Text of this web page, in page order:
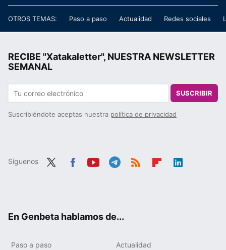
OTROS TEMAS: Paso a paso Actualidad Redes sociales
RECIBE "Xatakaletter", NUESTRA NEWSLETTER
SEMANAL
SUSCRIBIR
Suscribiéndote aceptas nuestra política de privacidad
Síguenos
En Genbeta hablamos de...
Paso a paso Actualidad